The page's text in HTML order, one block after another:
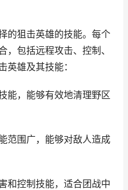
的狙击英雄的技能。每个
，包括远程攻击、控制、
英雄及其技能：
能，能够有效地清理野区
范围广，能够对敌人造成
和控制技能，适合团战中